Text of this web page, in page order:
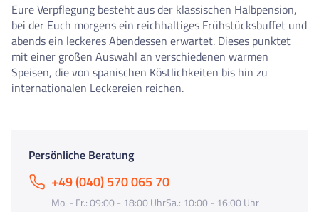
Eure Verpflegung besteht aus der klassischen Halbpension,
bei der Euch morgens ein reichhaltiges Frühstücksbuffet und
abends ein leckeres Abendessen erwartet. Dieses punktet
mit einer großen Auswahl an verschiedenen warmen
Speisen, die von spanischen Köstlichkeiten bis hin zu
internationalen Leckereien reichen.
Persönliche Beratung
+49 (040) 570 065 70
Mo. - Fr.: 09:00 - 18:00 UhrSa.: 10:00 - 16:00 Uhr